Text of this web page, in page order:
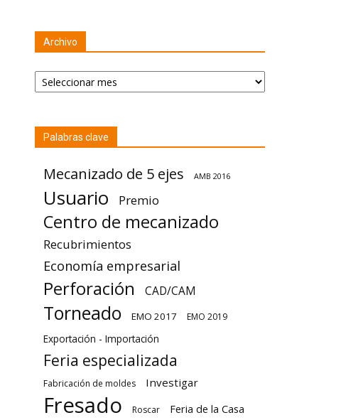
Archivo
Archivo
Palabras clave
Mecanizado de 5 ejes AMB 2016
Usuario Premio
Centro de mecanizado
Recubrimientos
Economía empresarial
Perforación CAD/CAM
Torneado EMO 2017 EMO 2019
Exportación - Importación
Feria especializada
Fabricación de moldes Investigar
Fresado Roscar Feria de la Casa